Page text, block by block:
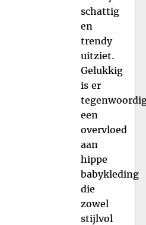
schattig
en
trendy
uitziet.
Gelukkig
is er
een
overvloed
aan
hippe
babykleding
die
zowel
stijlvol